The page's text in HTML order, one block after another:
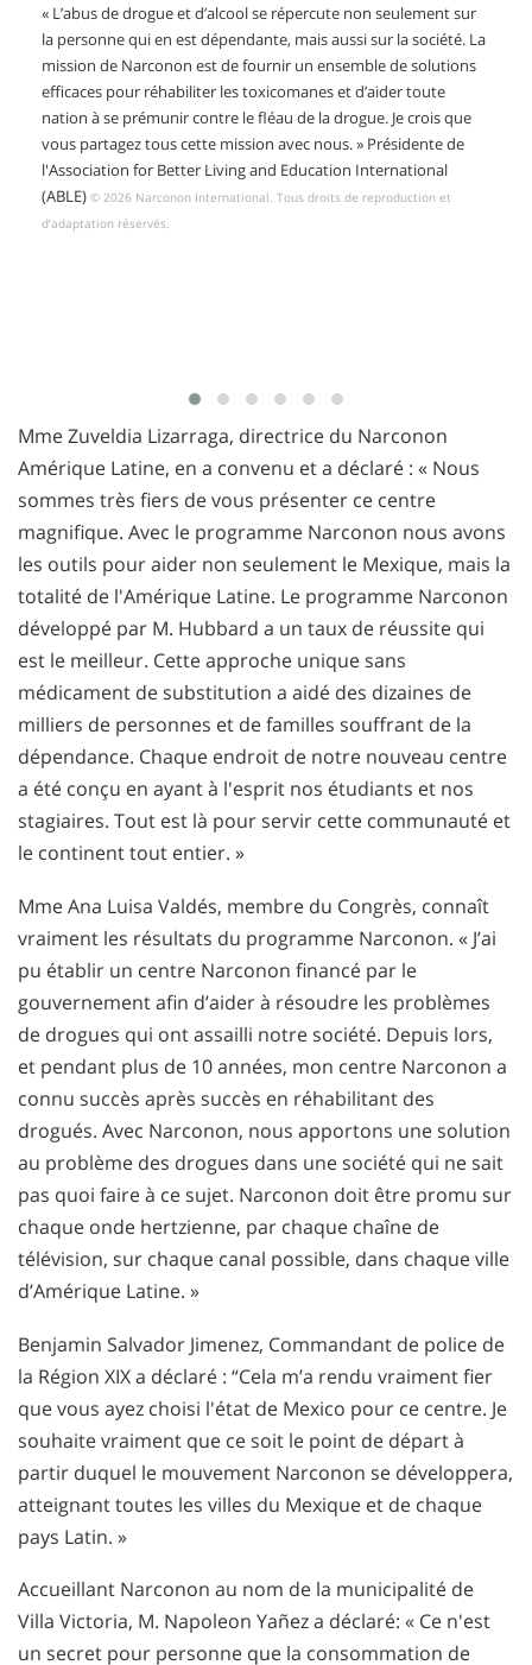
« L’abus de drogue et d’alcool se répercute non seulement sur
la personne qui en est dépendante, mais aussi sur la société. La
mission de Narconon est de fournir un ensemble de solutions
efficaces pour réhabiliter les toxicomanes et d’aider toute
nation à se prémunir contre le fléau de la drogue. Je crois que
vous partagez tous cette mission avec nous. » Présidente de
l'Association for Better Living and Education International
(ABLE) © 2026 Narconon International. Tous droits de reproduction et
d’adaptation réservés.
Mme Zuveldia Lizarraga, directrice du Narconon
Amérique Latine, en a convenu et a déclaré : « Nous
sommes très fiers de vous présenter ce centre
magnifique. Avec le programme Narconon nous avons
les outils pour aider non seulement le Mexique, mais la
totalité de l'Amérique Latine. Le programme Narconon
développé par M. Hubbard a un taux de réussite qui
est le meilleur. Cette approche unique sans
médicament de substitution a aidé des dizaines de
milliers de personnes et de familles souffrant de la
dépendance. Chaque endroit de notre nouveau centre
a été conçu en ayant à l'esprit nos étudiants et nos
stagiaires. Tout est là pour servir cette communauté et
le continent tout entier. »
Mme Ana Luisa Valdés, membre du Congrès, connaît
vraiment les résultats du programme Narconon. « J’ai
pu établir un centre Narconon financé par le
gouvernement afin d’aider à résoudre les problèmes
de drogues qui ont assailli notre société. Depuis lors,
et pendant plus de 10 années, mon centre Narconon a
connu succès après succès en réhabilitant des
drogués. Avec Narconon, nous apportons une solution
au problème des drogues dans une société qui ne sait
pas quoi faire à ce sujet. Narconon doit être promu sur
chaque onde hertzienne, par chaque chaîne de
télévision, sur chaque canal possible, dans chaque ville
d’Amérique Latine. »
Benjamin Salvador Jimenez, Commandant de police de
la Région XIX a déclaré : “Cela m’a rendu vraiment fier
que vous ayez choisi l'état de Mexico pour ce centre. Je
souhaite vraiment que ce soit le point de départ à
partir duquel le mouvement Narconon se développera,
atteignant toutes les villes du Mexique et de chaque
pays Latin. »
Accueillant Narconon au nom de la municipalité de
Villa Victoria, M. Napoleon Yañez a déclaré: « Ce n'est
un secret pour personne que la consommation de